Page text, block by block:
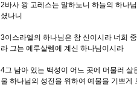
2바사 왕 고레스는 말하노니 하늘의 하나
셨나니
3이스라엘의 하나님은 참 신이시라 너희
라 그는 예루살렘에 계신 하나님이시라
4그 남아 있는 백성이 어느 곳에 머물러 살
울 하나님의 성전을 위하여 예물을 기쁘게